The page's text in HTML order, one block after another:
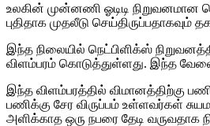
உலகின் முன்னணி ஓடிடி நிறுவனமான
புதிதாக முதலீடு
இந்த நிலையில் நெட்பிளிக்ஸ்
விளம்பரம் கொடுத்துள்ளது. இந்த
இந்த விளம்பரத்தில் விமானத்திற்கு
பணிக்கு சேர விருப்பம் உள்ளவர்கள்
அளிக்காத ஒரு நபரை தேடி வருவதாக